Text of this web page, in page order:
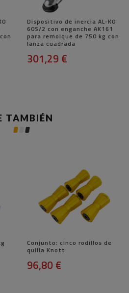
Dispositivo de inercia AL-KO
60S/2 con enganche AK161
para remolque de 750 kg con
lanza cuadrada
301,29 €
TAMBIÉN
Conjunto: cinco rodillos de
quilla Knott
96,80 €